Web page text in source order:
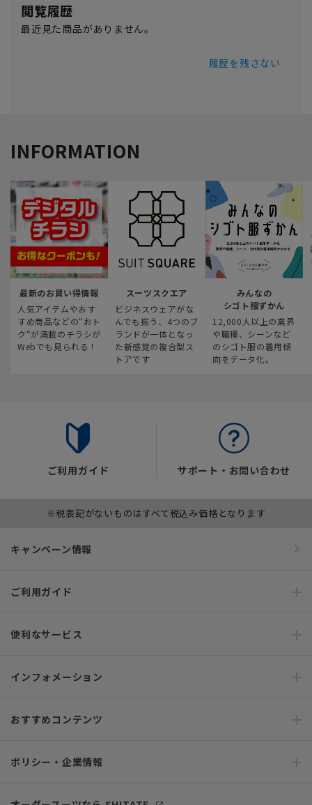
閲覧履歴
最近見た商品がありません。
履歴を残さない
INFORMATION
最新のお買い得情報
人気アイテムやおす
すめ商品などの“おト
ク“が満載のチラシが
Webでも見られる！
スーツスクエア
ビジネスウェアがな
んでも揃う、4つのブ
ランドが一体となっ
た新感覚の複合型ス
トアです
みんなの
シゴト服ずかん
12,000人以上の業界
や職種、シーンなど
のシゴト服の着用傾
向をデータ化。
ご利用ガイド サポート・お問い合わせ
※税表記がないものはすべて税込み価格となります
キャンペーン情報
ご利用ガイド
便利なサービス
インフォメーション
おすすめコンテンツ
ポリシー・企業情報